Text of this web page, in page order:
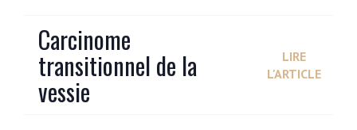
Carcinome
transitionnel de la
vessie
LIRE
L'ARTICLE